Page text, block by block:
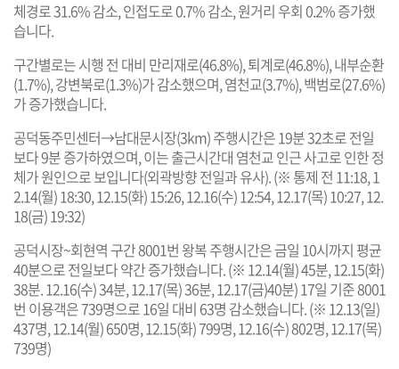
체경로 31.6% 감소, 인접도로 0.7% 감소, 원거리 우회 0.2% 증가했
습니다.
구간별로는 시행 전 대비 만리재로(46.8%), 퇴계로(46.8%), 내부순환
(1.7%), 강변북로(1.3%)가 감소했으며, 염천교(3.7%), 백범로(27.6%)
가 증가했습니다.
공덕동주민센터→남대문시장(3km) 주행시간은 19분 32초로 전일
보다 9분 증가하였으며, 이는 출근시간대 염천교 인근 사고로 인한 정
체가 원인으로 보입니다(외곽방향 전일과 유사). (※ 통제 전 11:18, 1
2.14(월) 18:30, 12.15(화) 15:26, 12.16(수) 12:54, 12.17(목) 10:27, 12.
18(금) 19:32)
공덕시장~회현역 구간 8001번 왕복 주행시간은 금일 10시까지 평균
40분으로 전일보다 약간 증가했습니다. (※ 12.14(월) 45분, 12.15(화)
38분. 12.16(수) 34분, 12.17(목) 36분, 12.17(금)40분) 17일 기준 8001
번 이용객은 739명으로 16일 대비 63명 감소했습니다. (※ 12.13(일)
437명, 12.14(월) 650명, 12.15(화) 799명, 12.16(수) 802명, 12.17(목)
739명)